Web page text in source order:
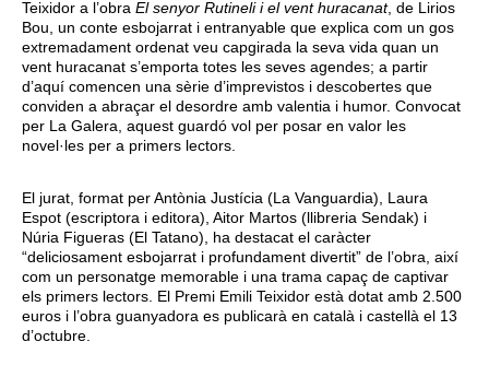
Teixidor a l’obra El senyor Rutineli i el vent huracanat, de Lirios
Bou, un conte esbojarrat i entranyable que explica com un gos
extremadament ordenat veu capgirada la seva vida quan un
vent huracanat s’emporta totes les seves agendes; a partir
d’aquí comencen una sèrie d’imprevistos i descobertes que
conviden a abraçar el desordre amb valentia i humor. Convocat
per La Galera, aquest guardó vol per posar en valor les
novel·les per a primers lectors.
El jurat, format per Antònia Justícia (La Vanguardia), Laura
Espot (escriptora i editora), Aitor Martos (llibreria Sendak) i
Núria Figueras (El Tatano), ha destacat el caràcter
“deliciosament esbojarrat i profundament divertit” de l’obra, així
com un personatge memorable i una trama capaç de captivar
els primers lectors. El Premi Emili Teixidor està dotat amb 2.500
euros i l’obra guanyadora es publicarà en català i castellà el 13
d’octubre.